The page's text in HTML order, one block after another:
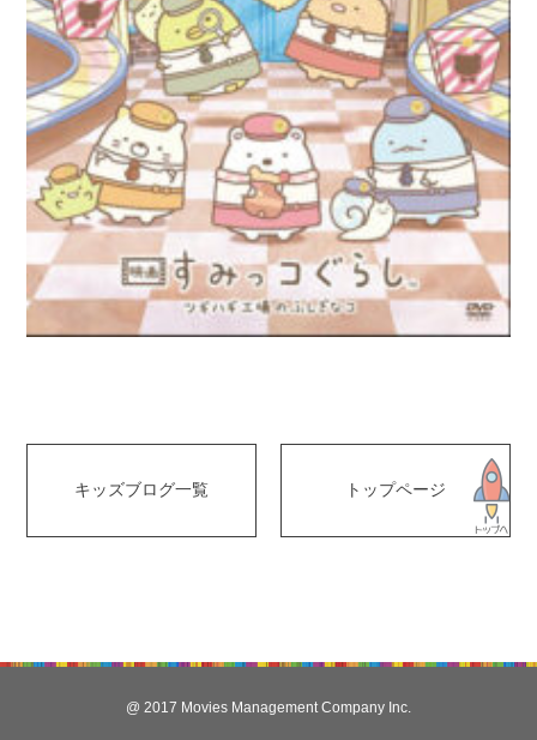
キッズブログ一覧 トップページ
@ 2017 Movies Management Company Inc.